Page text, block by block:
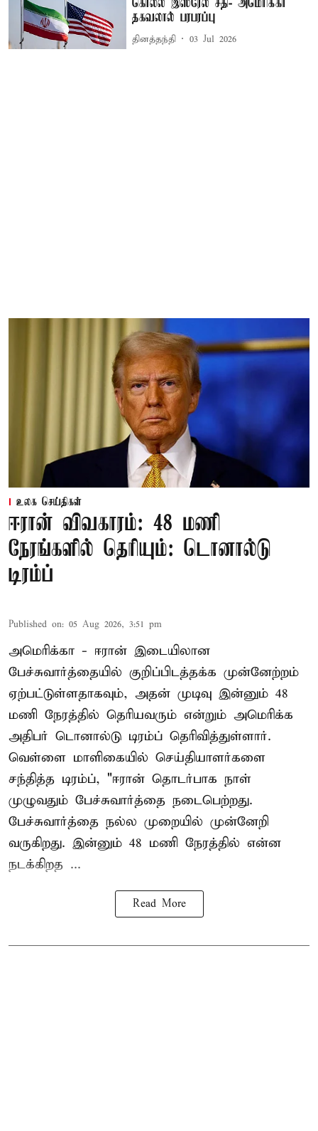
கொல்ல இஸ்ரேல் சதி- அமெரிக்கா
தகவலால் பரபரப்பு
தினத்தந்தி 03 Jul 2026
உலக செய்திகள்
ஈரான் விவகாரம்: 48 மணி
நேரங்களில் தெரியும்: டொனால்டு
டிரம்ப்
Published on: 05 Aug 2026, 3:51 pm
அமெரிக்கா - ஈரான் இடையிலான
பேச்சுவார்த்தையில் குறிப்பிடத்தக்க முன்னேற்றம்
ஏற்பட்டுள்ளதாகவும், அதன் முடிவு இன்னும் 48
மணி நேரத்தில் தெரியவரும் என்றும் அமெரிக்க
அதிபர் டொனால்டு டிரம்ப் தெரிவித்துள்ளார்.
வெள்ளை மாளிகையில் செய்தியாளர்களை
சந்தித்த டிரம்ப், "ஈரான் தொடர்பாக நாள்
முழுவதும் பேச்சுவார்த்தை நடைபெற்றது.
பேச்சுவார்த்தை நல்ல முறையில் முன்னேறி
வருகிறது. இன்னும் 48 மணி நேரத்தில் என்ன
நடக்கிறத ...
Read More